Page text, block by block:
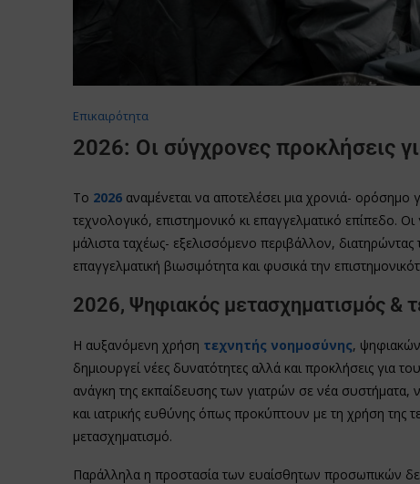
Επικαιρότητα
2026: Οι σύγχρονες προκλήσεις
Το 2026αναμένεται να αποτελέσει μια χρονιά- ορόσημο
τεχνολογικό, επιστημονικό κι επαγγελματικό επίπεδο.
μάλιστα ταχέως- εξελισσόμενο περιβάλλον,
επαγγελματική βιωσιμότητα και φυσικά την
2026, Ψηφιακός μετασχηματισμός &
Η αυξανόμενη χρήση τεχνητής νοημοσύνης,
δημιουργεί νέες δυνατότητες αλλά και προκλήσεις για
ανάγκη της εκπαίδευσης των γιατρών σε νέα συστήματα,
και ιατρικής ευθύνης όπως προκύπτουν με τη χρήση της
μετασχηματισμό.
Παράλληλα η προστασία των ευαίσθητων προσωπικών